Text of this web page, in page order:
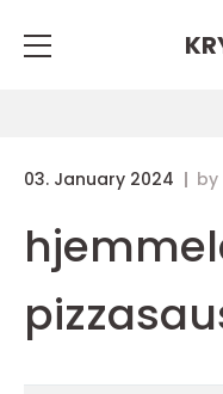
03. January 2024 by